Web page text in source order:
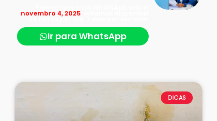
novembro 4, 2025
24 horas por dia, 7 dias por semana.
Ir para WhatsApp
DICAS